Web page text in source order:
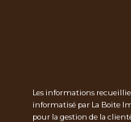
Les informations
informatisé par La Boite
pour la gestion de la